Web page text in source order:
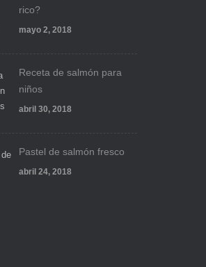
rico?
mayo 2, 2018
Receta de salmón para
niños
abril 30, 2018
Pastel de salmón fresco
abril 24, 2018